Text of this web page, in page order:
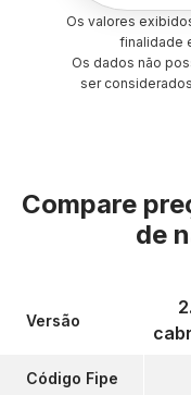
Os valores
finalidade
Os dados não
ser
Compare
de
Versão
Código Fipe